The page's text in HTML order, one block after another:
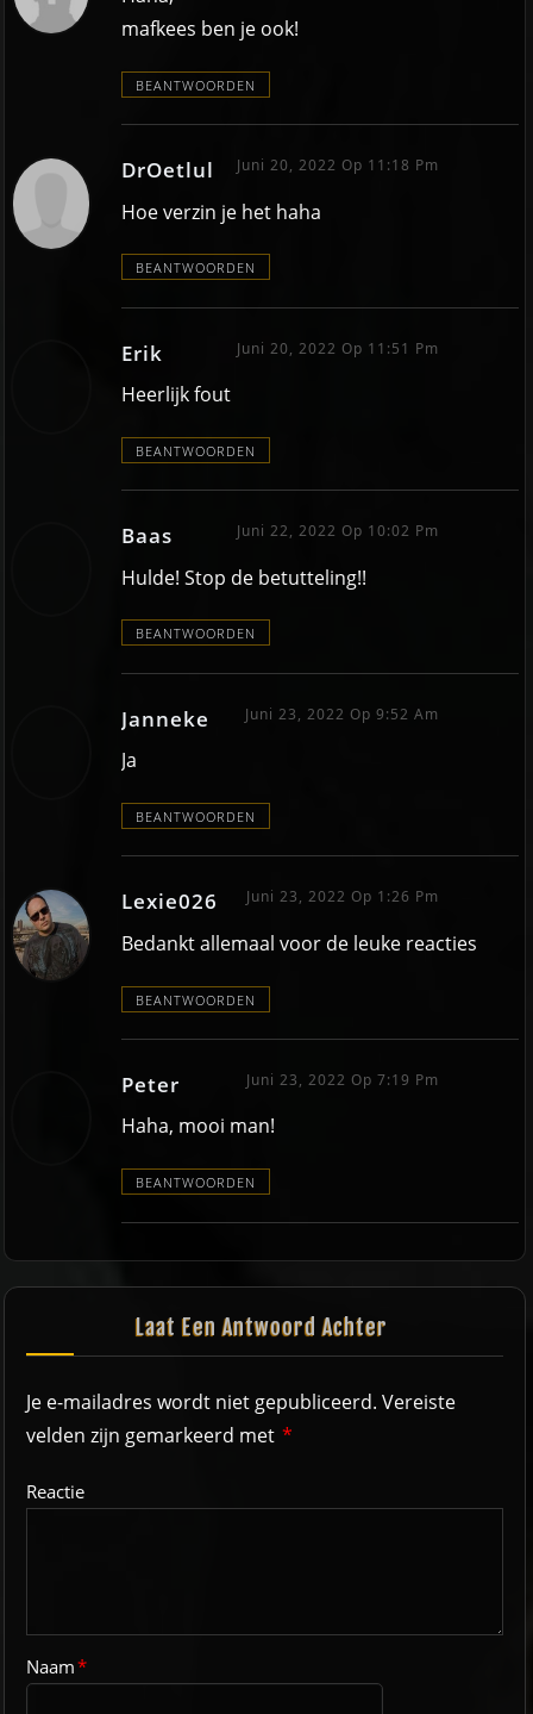
mafkees ben je ook!
BEANTWOORDEN
DrOetlul Juni 20, 2022 Op 11:18 Pm
Hoe verzin je het haha
BEANTWOORDEN
Erik Juni 20, 2022 Op 11:51 Pm
Heerlijk fout
BEANTWOORDEN
Baas Juni 22, 2022 Op 10:02 Pm
Hulde! Stop de betutteling!!
BEANTWOORDEN
Janneke Juni 23, 2022 Op 9:52 Am
Ja
BEANTWOORDEN
Lexie026 Juni 23, 2022 Op 1:26 Pm
Bedankt allemaal voor de leuke reacties
BEANTWOORDEN
Peter Juni 23, 2022 Op 7:19 Pm
Haha, mooi man!
BEANTWOORDEN
Laat Een Antwoord Achter
Je e-mailadres wordt niet gepubliceerd. Vereiste
velden zijn gemarkeerd met *
Reactie
Naam*